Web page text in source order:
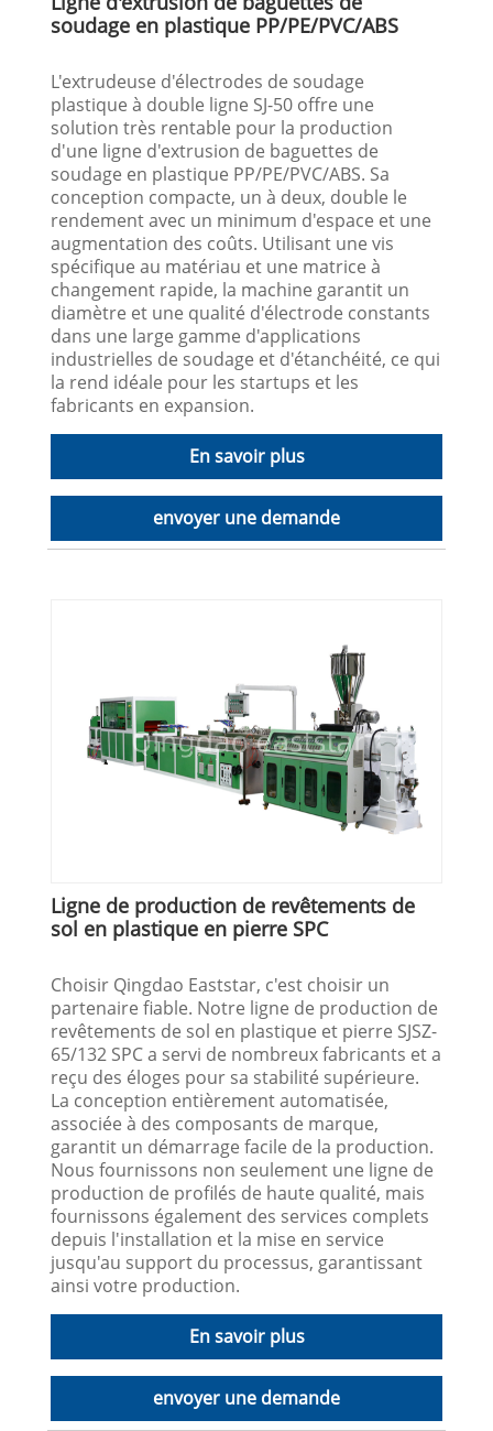
soudage en plastique PP/PE/PVC/ABS
L'extrudeuse d'électrodes de soudage
plastique à double ligne SJ-50 offre une
solution très rentable pour la production
d'une ligne d'extrusion de baguettes de
soudage en plastique PP/PE/PVC/ABS. Sa
conception compacte, un à deux, double le
rendement avec un minimum d'espace et une
augmentation des coûts. Utilisant une vis
spécifique au matériau et une matrice à
changement rapide, la machine garantit un
diamètre et une qualité d'électrode constants
dans une large gamme d'applications
industrielles de soudage et d'étanchéité, ce qui
la rend idéale pour les startups et les
fabricants en expansion.
En savoir plus
envoyer une demande
Ligne de production de revêtements de
sol en plastique en pierre SPC
Choisir Qingdao Eaststar, c'est choisir un
partenaire fiable. Notre ligne de production de
revêtements de sol en plastique et pierre SJSZ-
65/132 SPC a servi de nombreux fabricants et a
reçu des éloges pour sa stabilité supérieure.
La conception entièrement automatisée,
associée à des composants de marque,
garantit un démarrage facile de la production.
Nous fournissons non seulement une ligne de
production de profilés de haute qualité, mais
fournissons également des services complets
depuis l'installation et la mise en service
jusqu'au support du processus, garantissant
ainsi votre production.
En savoir plus
envoyer une demande